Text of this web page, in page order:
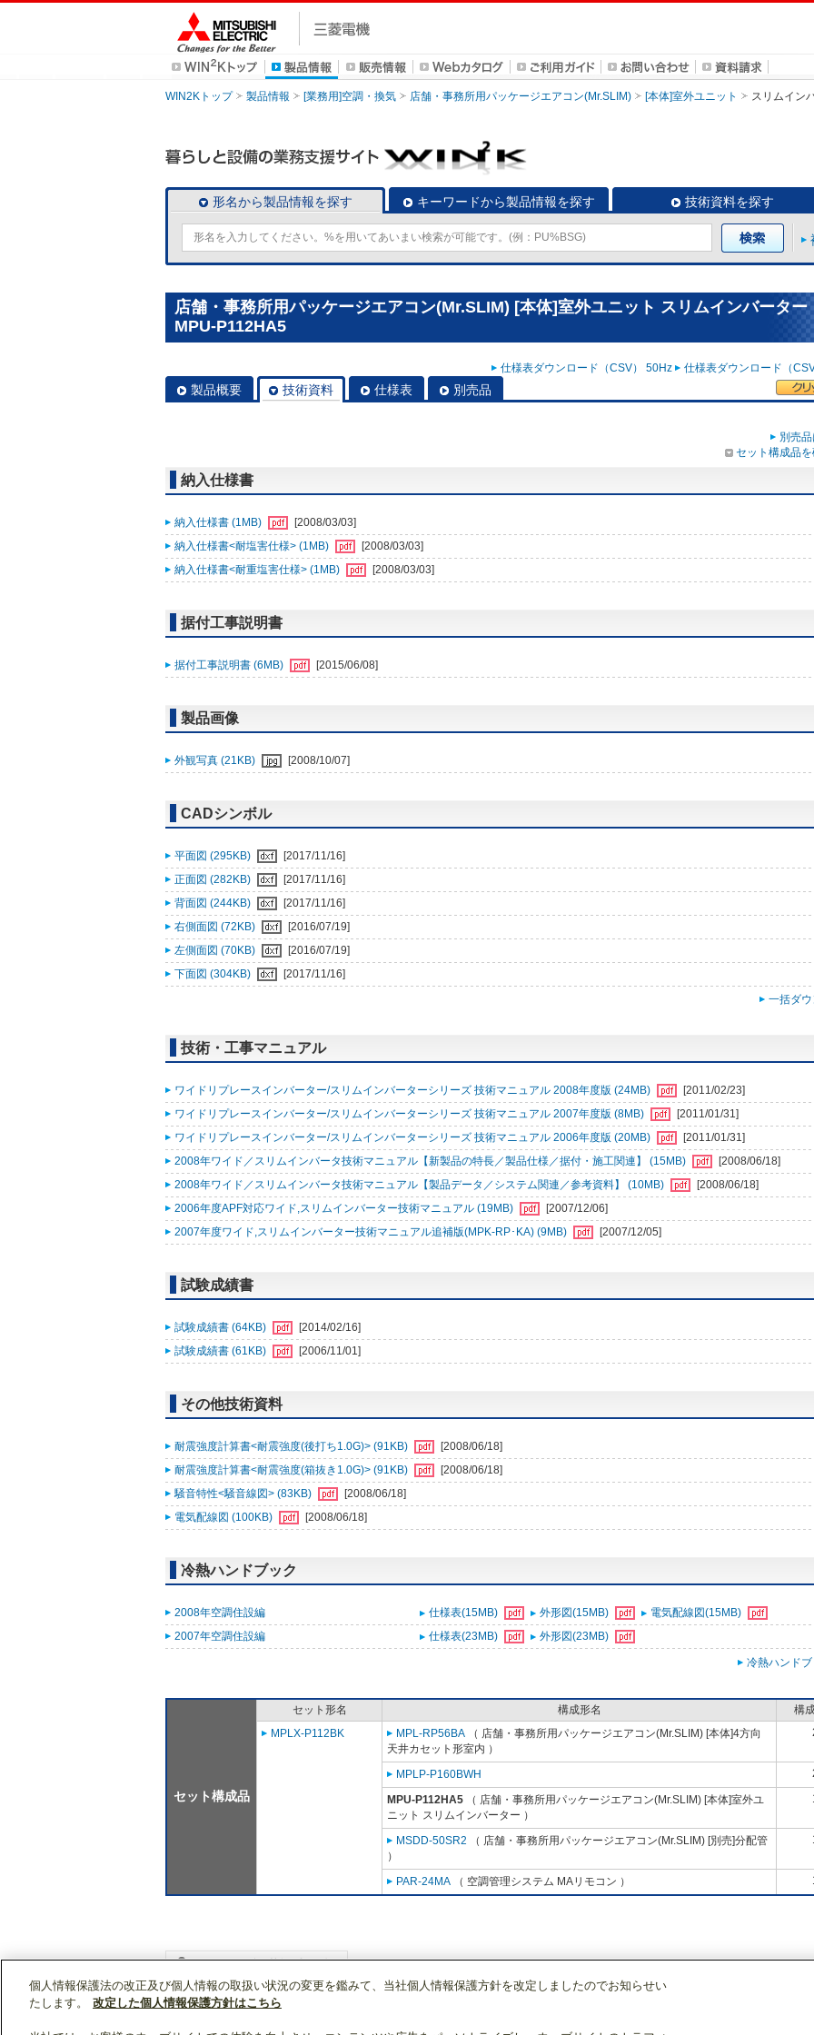
WIN2Kトップ 製品情報 [業務用]空調・換気 店舗・事務所用パッケージエアコン(Mr.SLIM) [本体]室外ユニット スリムイン
形名から製品情報を探す キーワードから製品情報を探す 技術資料を探す
店舗・事務所用パッケージエアコン(Mr.SLIM) [本体]室外ユニット スリムインバーター
MPU-P112HA5
仕様表ダウンロード（CSV） 50Hz 仕様表ダウンロード（
製品概要 技術資料 仕様表 別売品
別売
セット構成品
納入仕様書
納入仕様書 (1MB)
[2008/03/03]
納入仕様書<耐塩害仕様> (1MB)
[2008/03/03]
納入仕様書<耐重塩害仕様> (1MB)
[2008/03/03]
据付工事説明書
据付工事説明書 (6MB) [2015/06/08]
製品画像
外観写真 (21KB) [2008/10/07]
CADシンボル
平面図 (295KB)
[2017/11/16]
正面図 (282KB)
[2017/11/16]
背面図 (244KB)
[2017/11/16]
右側面図 (72KB)
[2016/07/19]
左側面図 (70KB)
[2016/07/19]
下面図 (304KB)
[2017/11/16]
一括ダ
技術・工事マニュアル
ワイドリプレースインバーター/スリムインバーターシリーズ 技術マニュアル 2008年度版 (24MB)
[2011/02/23]
ワイドリプレースインバーター/スリムインバーターシリーズ 技術マニュアル 2007年度版 (8MB)
[2011/01/31]
ワイドリプレースインバーター/スリムインバーターシリーズ 技術マニュアル 2006年度版 (20MB)
[2011/01/31]
2008年ワイド／スリムインバータ技術マニュアル【新製品の特長／製品仕様／据付・施工関連】 (15MB)
[2008/06/18]
2008年ワイド／スリムインバータ技術マニュアル【製品データ／システム関連／参考資料】 (10MB)
[2008/06/18]
2006年度APF対応ワイド,スリムインバーター技術マニュアル (19MB)
[2007/12/06]
2007年度ワイド,スリムインバーター技術マニュアル追補版(MPK-RP･KA) (9MB)
[2007/12/05]
試験成績書
試験成績書 (64KB)
[2014/02/16]
試験成績書 (61KB)
[2006/11/01]
その他技術資料
耐震強度計算書<耐震強度(後打ち1.0G)> (91KB)
[2008/06/18]
耐震強度計算書<耐震強度(箱抜き1.0G)> (91KB)
[2008/06/18]
騒音特性<騒音線図> (83KB)
[2008/06/18]
電気配線図 (100KB)
[2008/06/18]
冷熱ハンドブック
2008年空調住設編 仕様表(15MB) 外形図(15MB)
電気配線図(15MB)
2007年空調住設編
仕様表(23MB) 外形図(23MB)
冷熱ハンド
セット構成品
セット形名 構成形名
構
MPLX-P112BK
MPL-RP56BA （ 店舗・事務所用パッケージエアコン(Mr.SLIM) [本体]4方向
天井カセット形室内 ）
MPLP-P160BWH
MPU-P112HA5 （ 店舗・事務所用パッケージエアコン(Mr.SLIM) [本体]室外ユ
ニット スリムインバーター ）
MSDD-50SR2 （ 店舗・事務所用パッケージエアコン(Mr.SLIM) [別売]分配管
）
PAR-24MA （ 空調管理システム MAリモコン ）
WIN2Kトップ 製品情報
個人情報保護法の改正及び個人情報の取扱い状況の変更を鑑みて、当社個人情報保護方針を改定しましたのでお知らせい
たします。
改定した個人情報保護方針はこちら